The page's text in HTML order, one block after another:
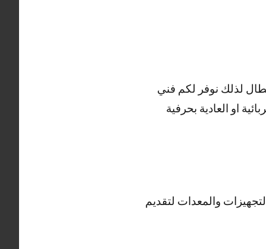
لذلك نوفر لكم فني
او العادية بحرفية
والمعدات لتقديم